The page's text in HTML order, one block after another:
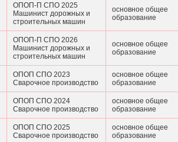
ОПОП-П СПО 2025
Машинист дорожных и
строительных машин
основное общее
образование
ОПОП-П СПО 2026
Машинист дорожных и
строительных машин
основное общее
образование
ОПОП СПО 2023
Сварочное производство
основное общее
образование
ОПОП СПО 2024
Сварочное производство
основное общее
образование
ОПОП СПО 2025
Сварочное производство
основное общее
образование